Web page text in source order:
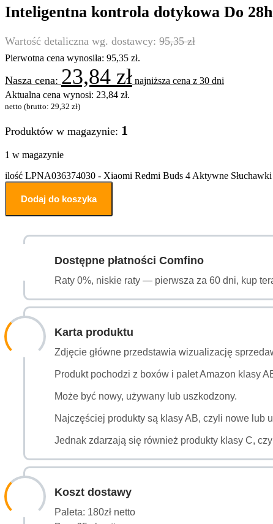
Inteligentna kontrola dotykowa Do
95,35zł
Pierwotna cena wynosiła: 95,35 zł.
23,84 zł najniższa cena z 30 dni
Aktualna cena wynosi: 23,84 zł.
netto (brutto: 29,32 zł)
Produktów w magazynie: 1
1 w magazynie
ilość LPNA036374030 - Xiaomi Redmi Buds 4 Aktywne
Dodaj do koszyka
Dostępne płatności Comfino
Raty 0%, niskie raty — pierwsza za 60 dni, kup
Karta produktu
Zdjęcie główne przedstawia wizualizację
Produkt pochodzi z boxów i palet Amazon klasy
Może być nowy, używany lub uszkodzony.
Najczęściej produkty są klasy AB, czyli nowe lub
Jednak zdarzają się również produkty klasy C,
Koszt dostawy
Paleta: 180zł netto